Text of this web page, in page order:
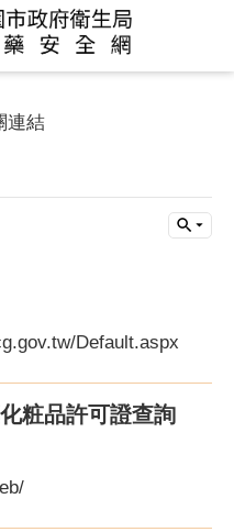
連結
Default.aspx
粧品許可證查詢